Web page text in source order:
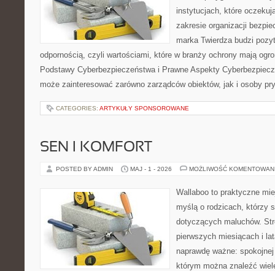
instytucjach, które
zakresie organizacji
marka Twierdza budzi
odpornością, czyli wartościami, które w branży ochrony mają
Podstawy Cyberbezpieczeństwa i Prawne Aspekty
może zainteresować zarówno zarządców obiektów, jak i osoby
CATEGORIES: ARTYKUŁY SPONSOROWANE
SEN I KOMFORT
POSTED BY ADMIN MAJ - 1 - 2026 MOŻLIWOŚĆ
Wallaboo to praktyczne
myślą o rodzicach, którzy
dotyczących maluchów.
pierwszych miesiącach i
naprawdę ważne:
którym można znaleźć